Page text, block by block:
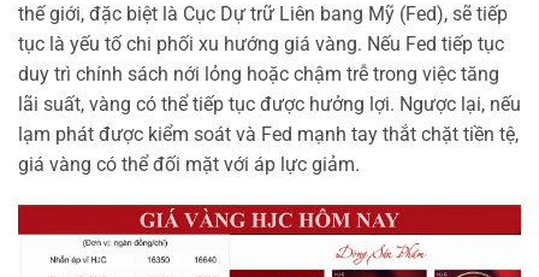
thế giới, đặc biệt là Cục Dự trữ Liên bang Mỹ (Fed), sẽ tiếp
tục là yếu tố chi phối xu hướng giá vàng. Nếu Fed tiếp tục
duy trì chính sách nới lỏng hoặc chậm trễ trong việc tăng
lãi suất, vàng có thể tiếp tục được hưởng lợi. Ngược lại, nếu
lạm phát được kiểm soát và Fed mạnh tay thắt chặt tiền tệ,
giá vàng có thể đối mặt với áp lực giảm.